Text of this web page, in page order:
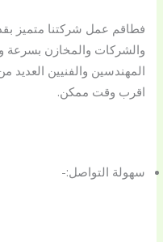
فطاقم عمل شركتنا متميز
والشركات والمخازن بسرعة
المهندسين والفنيين العديد
اقرب وقت ممكن.
سهولة التواصل:-